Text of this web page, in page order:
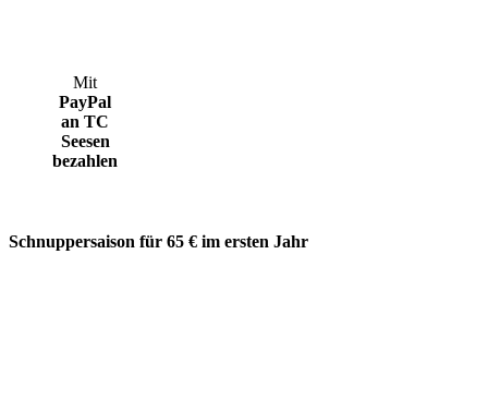
Mit
PayPal
an TC
Seesen
bezahlen
Schnuppersaison für 65 € im ersten Jahr